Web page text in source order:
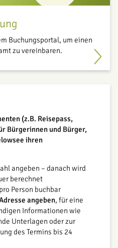
Buchungsportal, um einen
zu vereinbaren.
(z.B. Reisepass,
Bürgerinnen und Bürger,
ihren
angeben – danach wird
berechnet
Person buchbar
angeben, für eine
Informationen wie
Unterlagen oder zur
des Termins bis 24